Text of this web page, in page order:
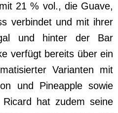
21 % vol., die Guave,
verbindet und mit ihrer
und hinter der Bar
verfügt bereits über ein
Varianten mit
und Pineapple sowie
hat zudem seine